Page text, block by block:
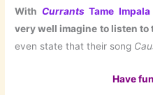
With Currants Tame Impala
very well imagine to listen to
even state that their song
Have fun